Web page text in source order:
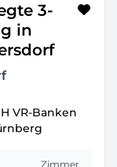
3-
in
VR-Banken
Zimmer